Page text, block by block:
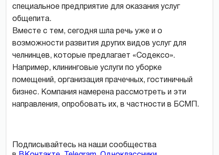
специальное предприятие для оказания услуг
общепита.
Вместе с тем, сегодня шла речь уже и о
возможности развития других видов услуг для
челнинцев, которые предлагает «Содексо».
Например, клининговые услуги по уборке
помещений, организация прачечных, гостиничный
бизнес. Компания намерена рассмотреть и эти
направления, опробовать их, в частности в БСМП.
Подписывайтесь на наши сообщества